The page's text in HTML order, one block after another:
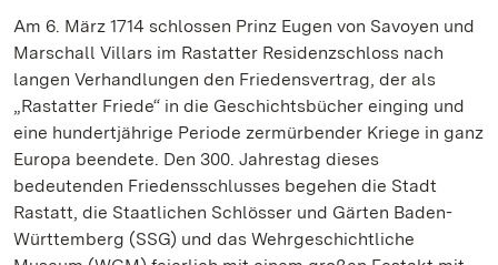
Am 6. März 1714 schlossen Prinz Eugen von Savoyen und
Marschall Villars im Rastatter Residenzschloss nach
langen Verhandlungen den Friedensvertrag, der als
„Rastatter Friede“ in die Geschichtsbücher einging und
eine hundertjährige Periode zermürbender Kriege in ganz
Europa beendete. Den 300. Jahrestag dieses
bedeutenden Friedensschlusses begehen die Stadt
Rastatt, die Staatlichen Schlösser und Gärten Baden-
Württemberg (SSG) und das Wehrgeschichtliche